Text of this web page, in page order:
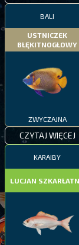
BALI
USTNICZEK
BŁĘKITNOGŁOWY
ZWYCZAJNA
CZYTAJ WIĘCEJ
KARAIBY
LUCJAN